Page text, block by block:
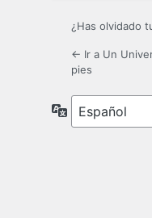
¿Has olvidado
← Ir a Un
pies
Idioma